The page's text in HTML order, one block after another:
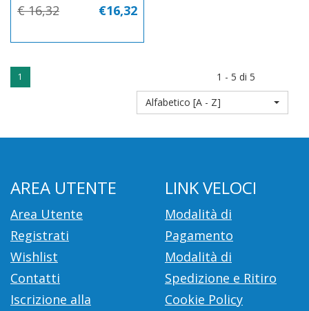
€16,32
€ 16,32
1
1 - 5 di 5
Alfabetico [A - Z]
AREA UTENTE
Area Utente
Registrati
Wishlist
Contatti
Iscrizione alla
LINK VELOCI
Modalità di
Pagamento
Modalità di
Spedizione e Ritiro
Cookie Policy